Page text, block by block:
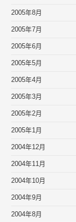
2005年8月
2005年7月
2005年6月
2005年5月
2005年4月
2005年3月
2005年2月
2005年1月
2004年12月
2004年11月
2004年10月
2004年9月
2004年8月